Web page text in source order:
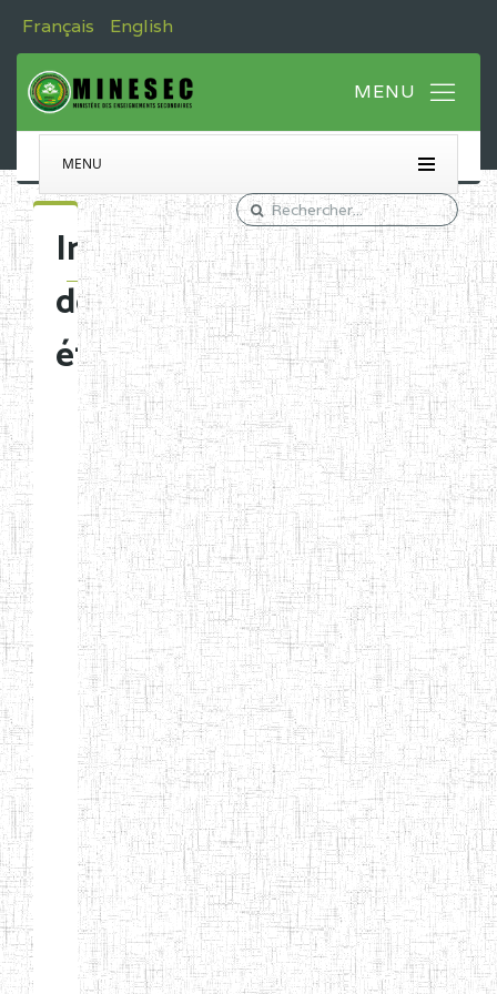
Français English
MENU
Immatriculation
des
établissements
Etablissements
d'enseignement
normal
ENI
Chercher:
Effacer les filtres
Denomination
Type